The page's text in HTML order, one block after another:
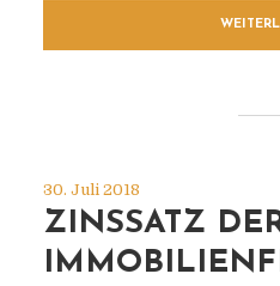
30. Juli 2018
ZINSSATZ